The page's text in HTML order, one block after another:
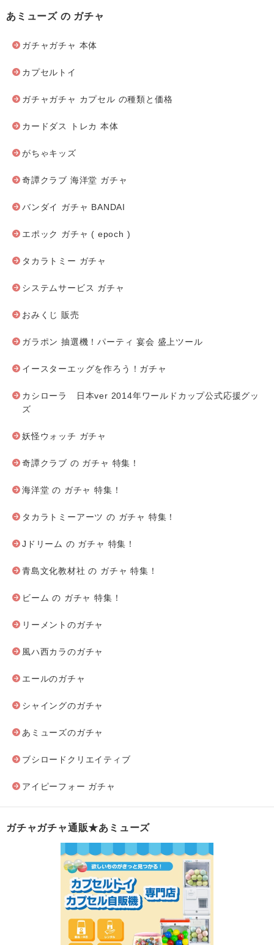
あミューズ の ガチャ
ガチャガチャ 本体
カプセルトイ
ガチャガチャ カプセル の種類と価格
カードダス トレカ 本体
がちゃキッズ
奇譚クラブ 海洋堂 ガチャ
バンダイ ガチャ BANDAI
エポック ガチャ ( epoch )
タカラトミー ガチャ
システムサービス ガチャ
おみくじ 販売
ガラポン 抽選機！パーティ 宴会 盛上ツール
イースターエッグを作ろう！ガチャ
カシローラ 日本ver 2014年ワールドカップ公式応援グッ
ズ
妖怪ウォッチ ガチャ
奇譚クラブ の ガチャ 特集！
海洋堂 の ガチャ 特集！
タカラトミーアーツ の ガチャ 特集！
Jドリーム の ガチャ 特集！
青島文化教材社 の ガチャ 特集！
ビーム の ガチャ 特集！
リーメントのガチャ
風ハ西カラのガチャ
エールのガチャ
シャイングのガチャ
あミューズのガチャ
ブシロードクリエイティブ
アイピーフォー ガチャ
ガチャガチャ通販★あミューズ